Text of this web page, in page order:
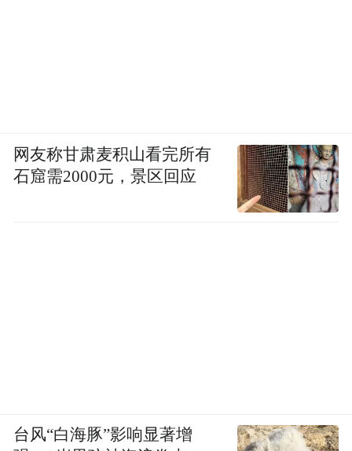
网友称甘肃麦积山看完所有
石窟需2000元，景区回应
台风“白海豚”影响显著增